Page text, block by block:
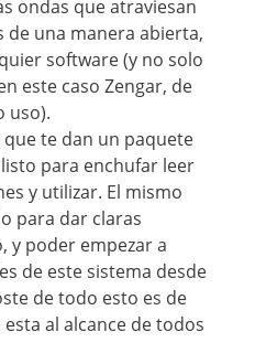
ondas que atraviesan
de una manera abierta,
software (y no solo
este caso Zengar, de
uso).
te dan un paquete
para enchufar leer
y utilizar. El mismo
para dar claras
y poder empezar a
de este sistema desde
de todo esto es de
al alcance de todos